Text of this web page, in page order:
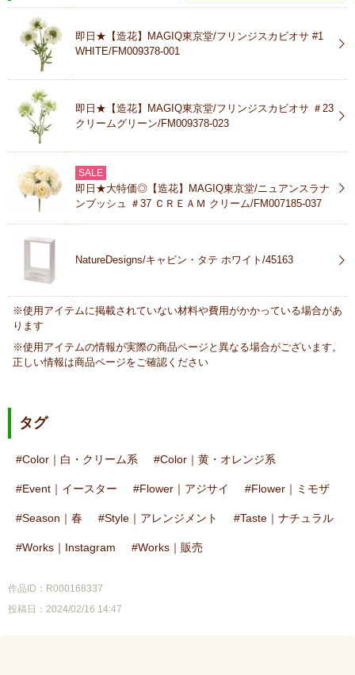
即日★【造花】MAGIQ東京堂/フリンジスカビオサ #1
WHITE/FM009378-001
即日★【造花】MAGIQ東京堂/フリンジスカビオサ ＃23
クリームグリーン/FM009378-023
SALE
即日★大特価◎【造花】MAGIQ東京堂/ニュアンスラナ
ンブッシュ ＃37 ＣＲＥＡＭ クリーム/FM007185-037
NatureDesigns/キャビン・タテ ホワイト/45163
※使用アイテムに掲載されていない材料や費用がかかっている場合があ
ります
※使用アイテムの情報が実際の商品ページと異なる場合がございます。
正しい情報は商品ページをご確認ください
タグ
Color｜白・クリーム系 Color｜黄・オレンジ系
Event｜イースター Flower｜アジサイ Flower｜ミモザ
Season｜春 Style｜アレンジメント Taste｜ナチュラル
Works｜Instagram Works｜販売
作品ID：R000168337
投稿日：2024/02/16 14:47